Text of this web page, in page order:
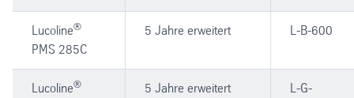
Lucoline®
PMS 285C
5 Jahre erweitert L-B-600
Lucoline® 5 Jahre erweitert
L-G-